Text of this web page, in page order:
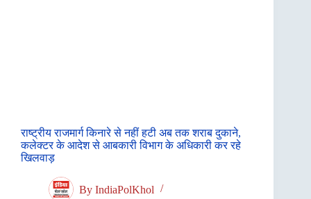
राष्ट्रीय राजमार्ग किनारे से नहीं हटी अब तक शराब दुकाने,
कलेक्टर के आदेश से आबकारी विभाग के अधिकारी कर रहे
खिलवाड़
By IndiaPolKhol